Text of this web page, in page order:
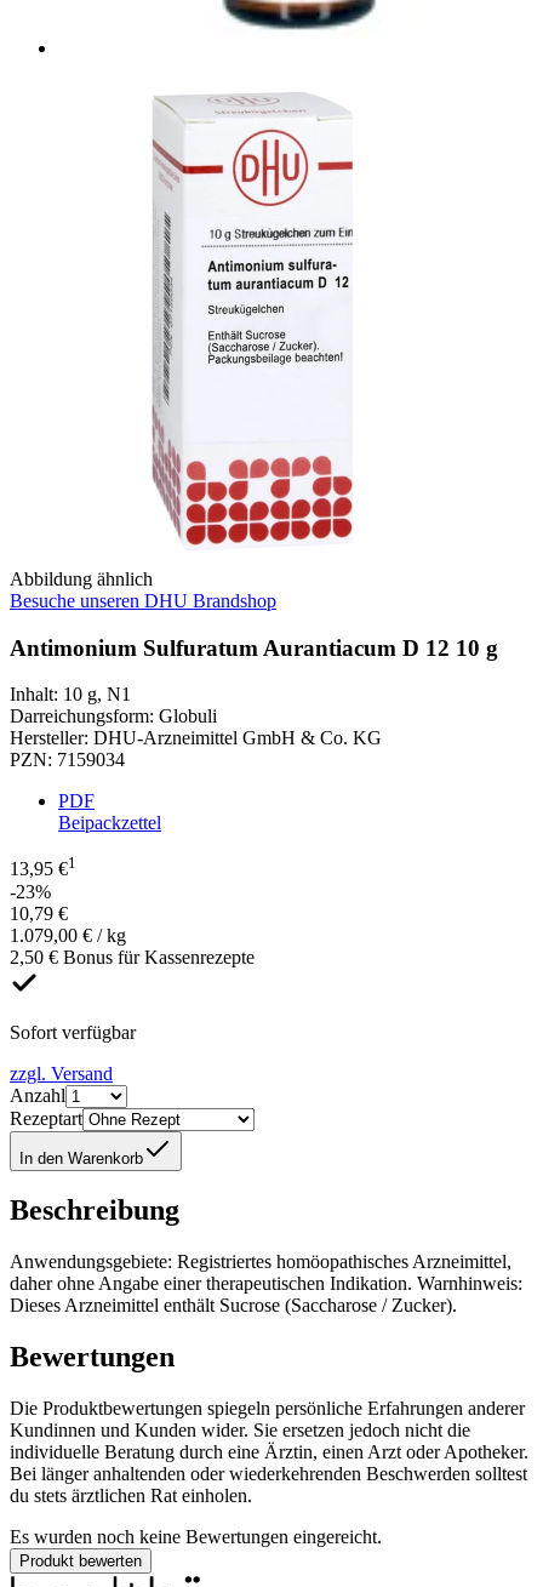
Abbildung ähnlich
Besuche unseren DHU Brandshop
Antimonium Sulfuratum Aurantiacum D 12 10 g
Inhalt: 10 g, N1
Darreichungsform: Globuli
Hersteller: DHU-Arzneimittel GmbH & Co. KG
PZN: 7159034
PDF
Beipackzettel
13,95 €1
-23%
10,79 €
1.079,00 € / kg
2,50 € Bonus für Kassenrezepte
Sofort verfügbar
zzgl. Versand
Anzahl
Rezeptart
In den Warenkorb
Beschreibung
Anwendungsgebiete: Registriertes homöopathisches Arzneimittel,
daher ohne Angabe einer therapeutischen Indikation. Warnhinweis:
Dieses Arzneimittel enthält Sucrose (Saccharose / Zucker).
Bewertungen
Die Produktbewertungen spiegeln persönliche Erfahrungen anderer
Kundinnen und Kunden wider. Sie ersetzen jedoch nicht die
individuelle Beratung durch eine Ärztin, einen Arzt oder Apotheker.
Bei länger anhaltenden oder wiederkehrenden Beschwerden solltest
du stets ärztlichen Rat einholen.
Es wurden noch keine Bewertungen eingereicht.
Produkt bewerten